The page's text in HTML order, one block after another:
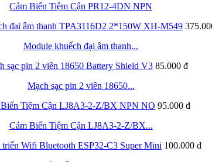
Cảm Biến Tiệm Cận PR12-4DN NPN
Module khuếch đại âm thanh...
85.000 đ
Mạch sạc pin 2 viên 18650...
95.000 đ
Cảm Biến Tiệm Cận LJ8A3-2-Z/BX...
100.000 đ